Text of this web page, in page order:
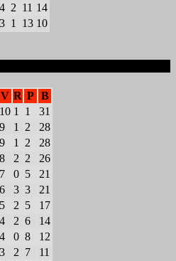
4 2 11 14
3 1 13 10
V R P B
10 1 1
31
9 1 2
28
9 1 2
28
8 2 2
26
7 0 5
21
6 3 3
21
5 2 5
17
4 2 6
14
4 0 8
12
3 2 7
11